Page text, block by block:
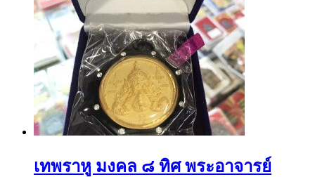
เทพราหู มงคล ๘ ทิศ พระอาจารย์